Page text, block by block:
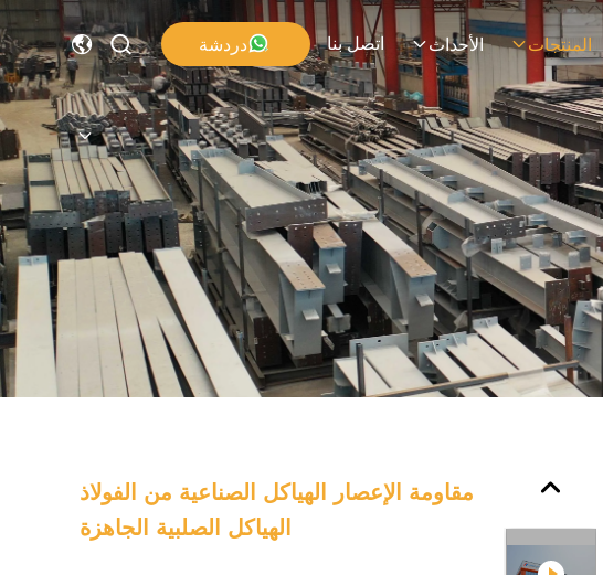
المنتجات الأحداث اتصل بنا دردشة
مقاومة الإعصار الهياكل الصناعية من الفولاذ
الهياكل الصلبية الجاهزة